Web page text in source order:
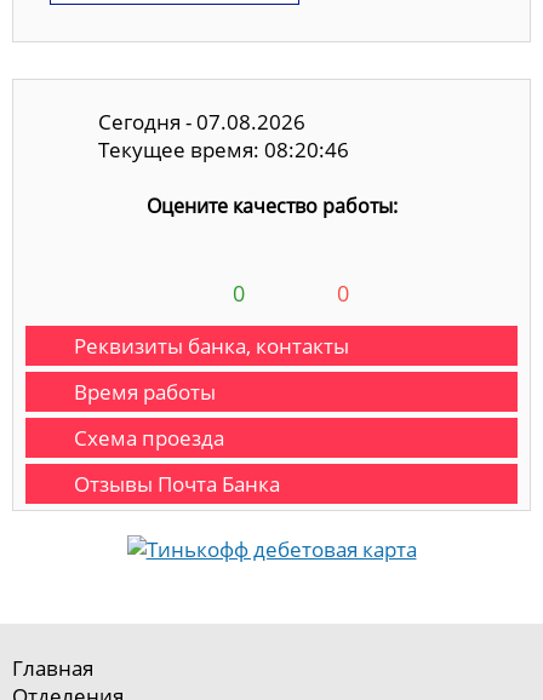
Сегодня - 07.08.2026
Текущее время: 08:20:46
Оцените качество работы:
0 0
Реквизиты банка, контакты
Время работы
Схема проезда
Отзывы Почта Банка
Главная